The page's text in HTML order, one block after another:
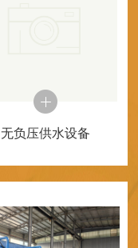
无负压供水设备